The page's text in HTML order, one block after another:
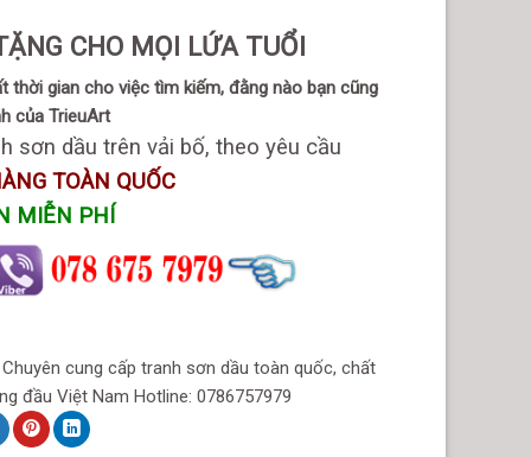
CHO MỌI LỨA TUỔI
thời gian cho việc tìm kiếm, đằng nào bạn cũng
của TrieuArt
sơn dầu trên vải bố, theo yêu cầu
TOÀN QUỐC
MIỄN PHÍ
cung cấp tranh sơn dầu toàn quốc, chất
đầu Việt Nam Hotline: 0786757979